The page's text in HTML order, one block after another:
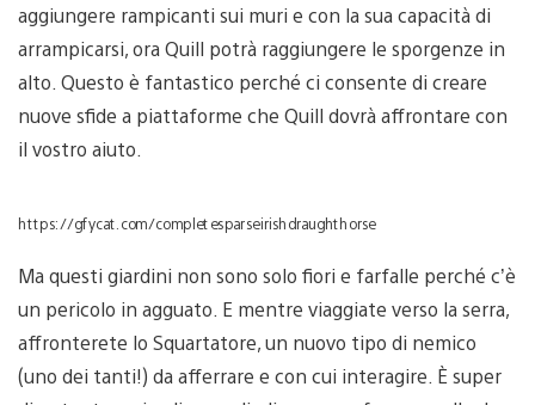
aggiungere rampicanti sui muri e con la sua capacità di
arrampicarsi, ora Quill potrà raggiungere le sporgenze in
alto. Questo è fantastico perché ci consente di creare
nuove sfide a piattaforme che Quill dovrà affrontare con
il vostro aiuto.
https://gfycat.com/completesparseirishdraughthorse
Ma questi giardini non sono solo fiori e farfalle perché c’è
un pericolo in agguato. E mentre viaggiate verso la serra,
affronterete lo Squartatore, un nuovo tipo di nemico
(uno dei tanti!) da afferrare e con cui interagire. È super